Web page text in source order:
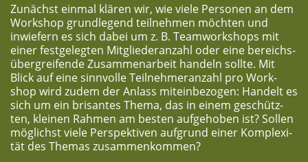
Zunächst ein­mal klä­ren wir, wie vie­le Per­so­nen an dem
Work­shop grund­le­gend teil­neh­men möch­ten und
inwie­fern es sich dabei um z. B. Team­work­shops mit
einer fest­ge­leg­ten Mit­glie­der­an­zahl oder eine bereichs­
über­grei­fen­de Zusam­men­ar­beit han­deln soll­te. Mit
Blick auf eine sinn­vol­le Teil­neh­mer­an­zahl pro Work­
shop wird zudem der Anlass mit­ein­be­zo­gen: Han­delt es
sich um ein bri­san­tes The­ma, das in einem geschütz­
ten, klei­nen Rah­men am bes­ten auf­ge­ho­ben ist? Sol­len
mög­lichst vie­le Per­spek­ti­ven auf­grund einer Kom­ple­xi­
tät des The­mas zusammenkommen?